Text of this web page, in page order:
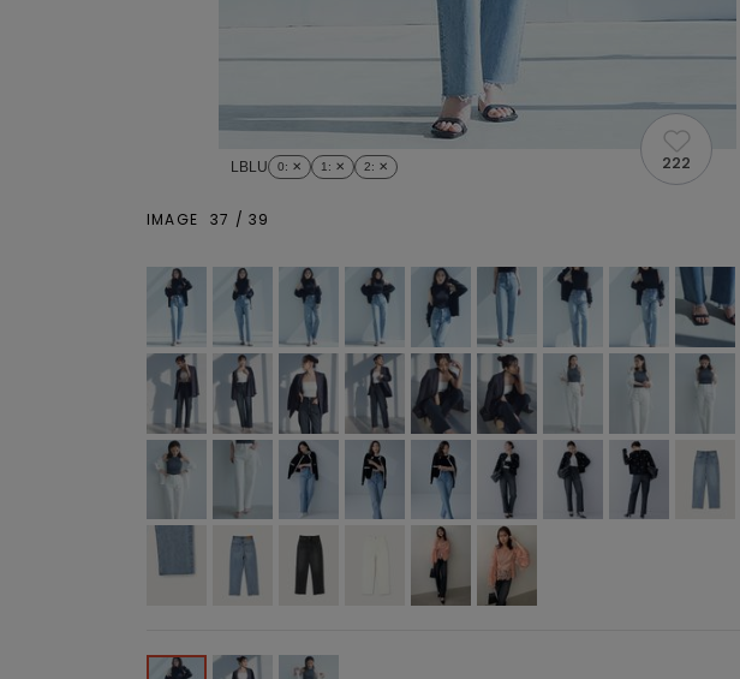
LBLU 0: ✕ 1 : ✕ 2: ✕ 222
IMAGE 37 /39